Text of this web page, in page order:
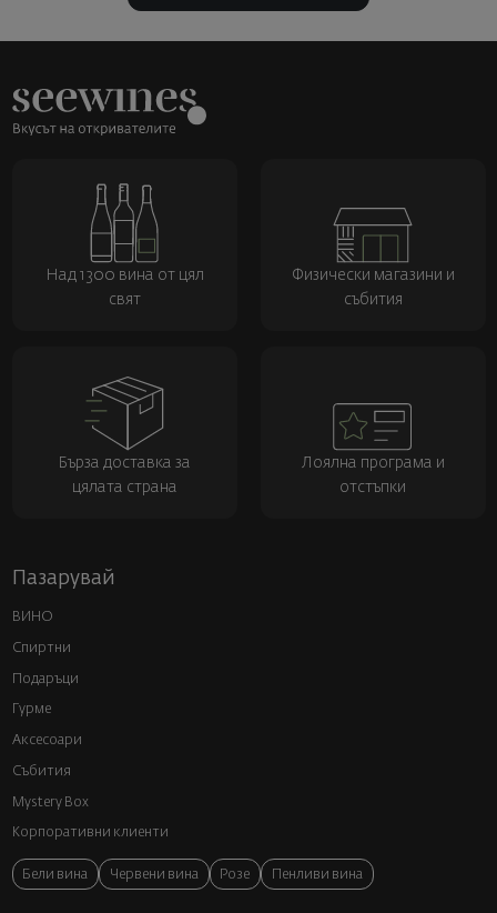
Над 1300 вина от цял
свят
Физически магазини и
събития
Бърза доставка за
цялата страна
Лоялна програма и
отстъпки
Пазарувай
ВИНО
Спиртни
Подаръци
Гурме
Аксесоари
Събития
Mystery Box
Корпоративни клиенти
Бели вина Червени вина Розе Пенливи вина